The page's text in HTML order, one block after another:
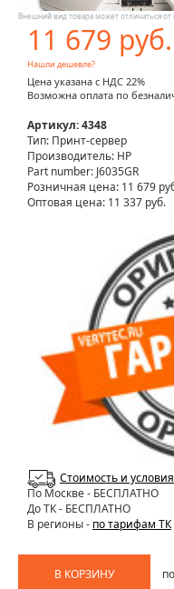
Внешний вид товара может отличаться от
11 679 руб.
Нашли дешевле?
Цена указана с НДС 22%
Возможна оплата по
Артикул: 4348
Тип: Принт-сервер
Производитель: HP
Part number: J6035GR
Розничная цена: 11 679
Оптовая цена: 11 337 руб.
Стоимость и
По Москве- БЕСПЛАТНО
До ТК - БЕСПЛАТНО
В регионы - по тарифам ТК
В КОРЗИНУ